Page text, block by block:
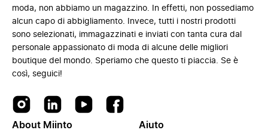
moda, non abbiamo un magazzino. In effetti, non possediamo
alcun capo di abbigliamento. Invece, tutti i nostri prodotti
sono selezionati, immagazzinati e inviati con tanta cura dal
personale appassionato di moda di alcune delle migliori
boutique del mondo. Speriamo che questo ti piaccia. Se è
così, seguici!
About Miinto Aiuto